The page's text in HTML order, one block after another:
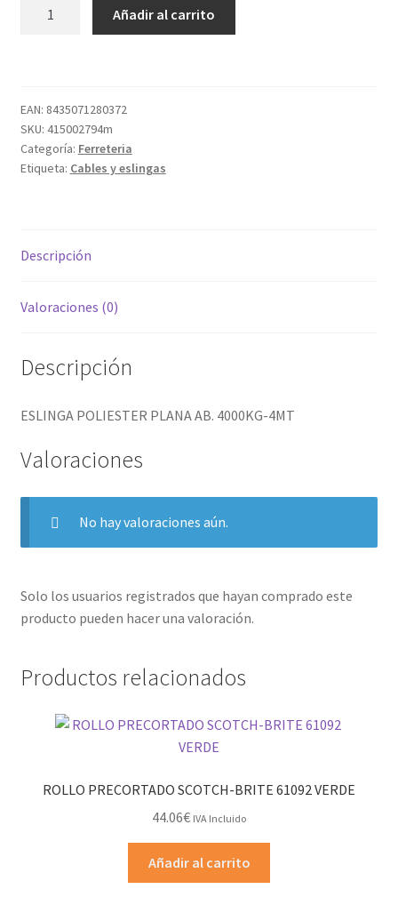
4MT
cantidad
Añadir al carrito
EAN: 8435071280372
SKU: 415002794m
Categoría: Ferreteria
Etiqueta: Cables y eslingas
Descripción
Valoraciones (0)
Descripción
ESLINGA POLIESTER PLANA AB. 4000KG-4MT
Valoraciones
No hay valoraciones aún.
Solo los usuarios registrados que hayan comprado este
producto pueden hacer una valoración.
Productos relacionados
ROLLO PRECORTADO SCOTCH-BRITE 61092 VERDE
44.06€ IVA Incluido
Añadir al carrito